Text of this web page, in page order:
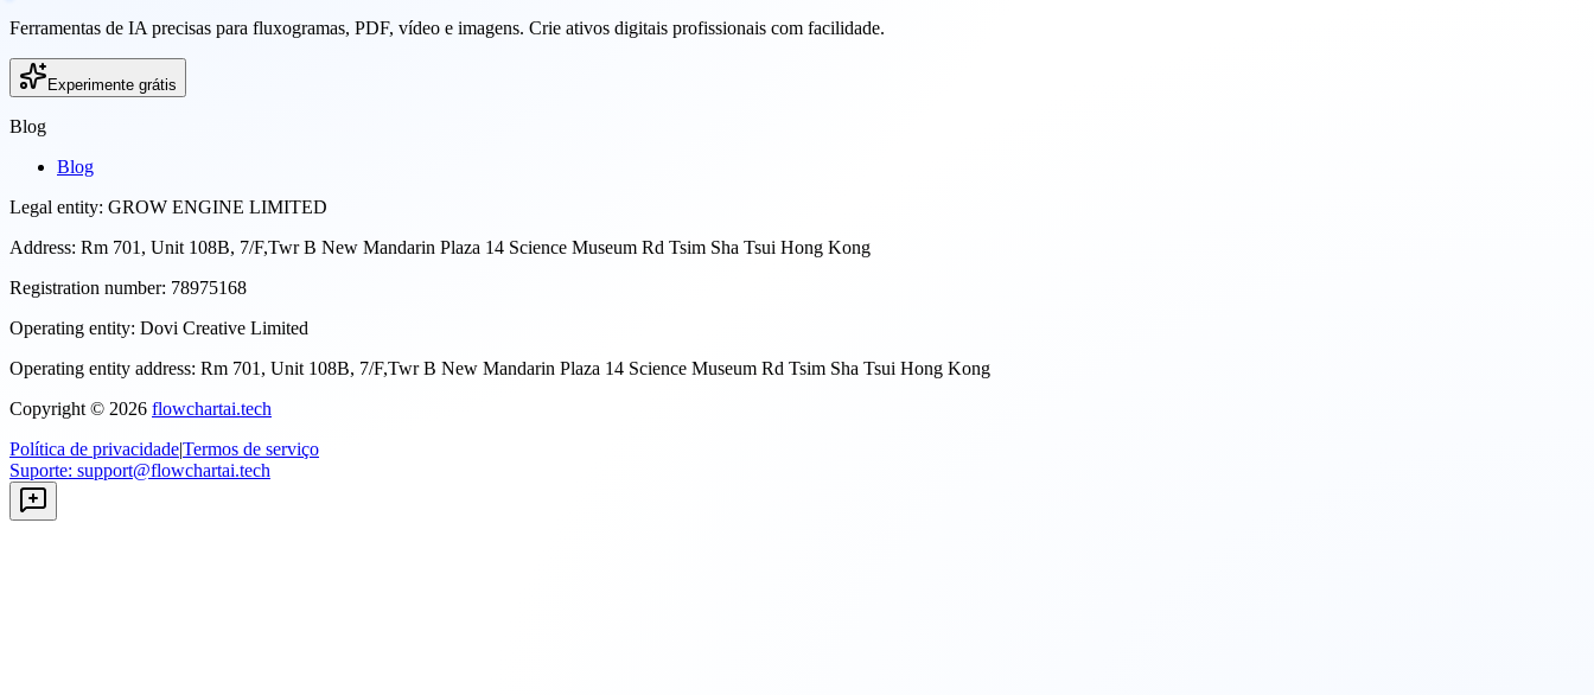
Ferramentas de IA precisas para fluxogramas, PDF, vídeo e imagens. Crie ativos digitais profissionais com facilidade.
Experimente grátis
Blog
Blog
Legal entity: GROW ENGINE LIMITED
Address: Rm 701, Unit 108B, 7/F,Twr B New Mandarin Plaza 14 Science Museum Rd Tsim Sha Tsui Hong Kong
Registration number: 78975168
Operating entity: Dovi Creative Limited
Operating entity address: Rm 701, Unit 108B, 7/F,Twr B New Mandarin Plaza 14 Science Museum Rd Tsim Sha Tsui Hong Kong
Copyright © 2026 flowchartai.tech
Política de privacidade|Termos de serviço
Suporte: support@flowchartai.tech